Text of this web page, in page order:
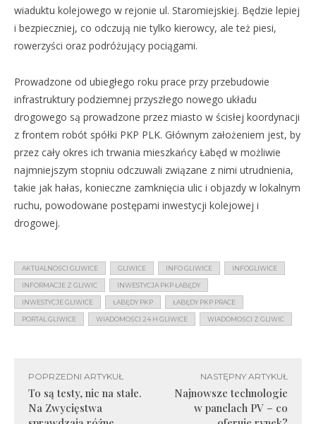
wiaduktu kolejowego w rejonie ul. Staromiejskiej. Będzie lepiej
i bezpieczniej, co odczują nie tylko kierowcy, ale też piesi,
rowerzyści oraz podróżujący pociągami.
Prowadzone od ubiegłego roku prace przy przebudowie
infrastruktury podziemnej przyszłego nowego układu
drogowego są prowadzone przez miasto w ścisłej koordynacji
z frontem robót spółki PKP PLK. Głównym założeniem jest, by
przez cały okres ich trwania mieszkańcy Łabęd w możliwie
najmniejszym stopniu odczuwali związane z nimi utrudnienia,
takie jak hałas, konieczne zamknięcia ulic i objazdy w lokalnym
ruchu, powodowane postępami inwestycji kolejowej i
drogowej.
AKTUALNOŚCI GLIWICE GLIWICE INFO GLIWICE INFOGLIWICE
INFORMACJE Z GLIWIC INWESTYCJA PKP ŁABĘDY
INWESTYCJE GLIWICE ŁABĘDY PKP ŁABĘDY PKP PRACE
PORTAL GLIWICE WIADOMOŚCI 24 H GLIWICE WIADOMOŚCI Z GLIWIC
POPRZEDNI ARTYKUŁ
To są testy, nic na stałe.
Na Zwycięstwa
NASTĘPNY ARTYKUŁ
Najnowsze technologie
w panelach PV – co